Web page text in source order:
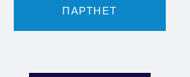
ПАРТНЕТ